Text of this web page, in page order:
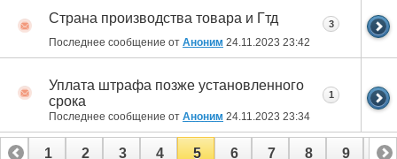
Страна производства товара и Гтд
Последнее сообщение от Аноним 24.11.2023 23:42
3
Уплата штрафа позже установленного
срока
Последнее сообщение от Аноним 24.11.2023 23:34
1
1 2 3 4 5 6 7 8 9 10